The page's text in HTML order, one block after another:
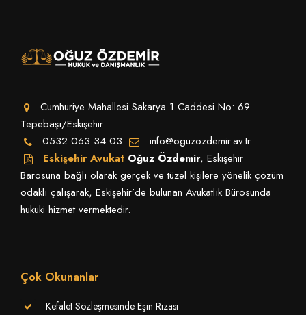
Cumhuriye Mahallesi Sakarya 1 Caddesi No: 69
Tepebaşı/Eskişehir
0532 063 34 03
info@oguzozdemir.av.tr
Eskişehir Avukat Oğuz Özdemir, Eskişehir
Barosuna bağlı olarak gerçek ve tüzel kişilere yönelik çözüm
odaklı çalışarak, Eskişehir’de bulunan Avukatlık Bürosunda
hukuki hizmet vermektedir.
Çok Okunanlar
Kefalet Sözleşmesinde Eşin Rızası